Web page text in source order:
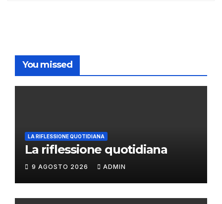
You missed
LA RIFLESSIONE QUOTIDIANA
La riflessione quotidiana
9 AGOSTO 2026 ADMIN